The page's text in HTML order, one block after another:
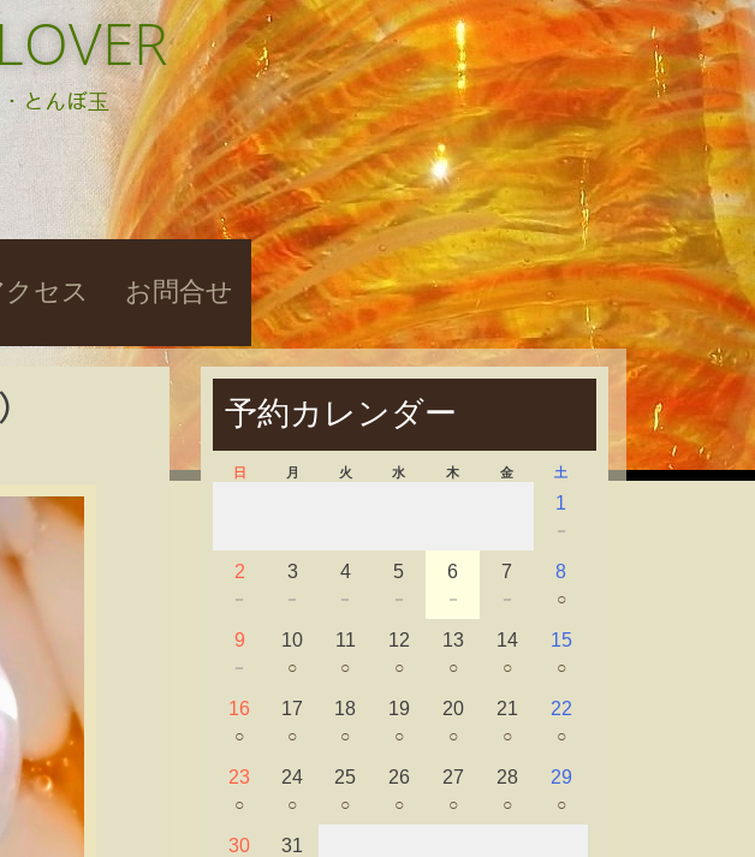
・とんぼ玉
セス お問合せ
予約カレンダー
日 月 火 水 木 金 土
1
－
2
－
3
－
4
－
5
－
6
－
7
－
8
○
9
－
10
○
11
○
12
○
13
○
14
○
15
○
16
○
17
○
18
○
19
○
20
○
21
○
22
○
23
○
24
○
25
○
26
○
27
○
28
○
29
○
30 31